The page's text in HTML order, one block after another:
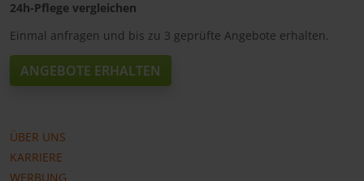
24h-Pflege vergleichen
Einmal anfragen und bis zu 3 geprüfte Angebote erhalten.
ANGEBOTE ERHALTEN
ÜBER UNS
KARRIERE
WERBUNG